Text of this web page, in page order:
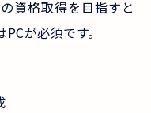
資格取得を目指すと
が必須です。